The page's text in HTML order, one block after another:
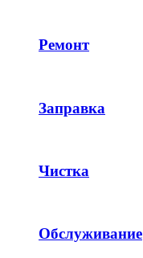
Ремонт
Заправка
Чистка
Обслуживание